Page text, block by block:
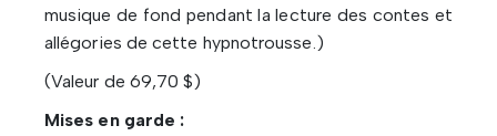
musique de fond pendant la lecture des contes et
allégories de cette hypnotrousse.)
(Valeur de 69,70 $)
Mises en garde :